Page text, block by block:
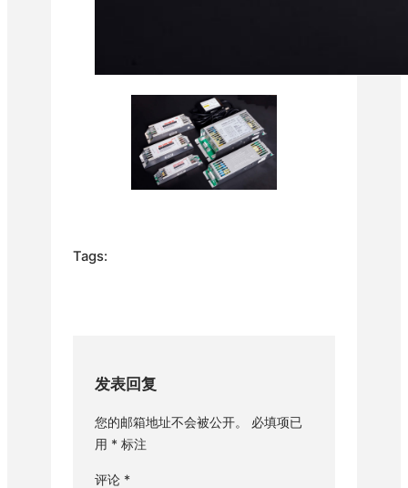
Tags:
发表回复
您的邮箱地址不会被公开。
必填项已
用 * 标注
评论 *